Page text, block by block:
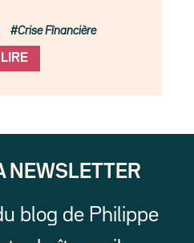
LIRE
Crise Fînancière
NEWSLETTER
blog de Philippe